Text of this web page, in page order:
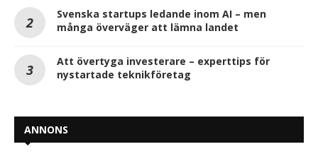
Svenska startups ledande inom AI – men
många överväger att lämna landet
Att övertyga investerare – experttips för
nystartade teknikföretag
ANNONS